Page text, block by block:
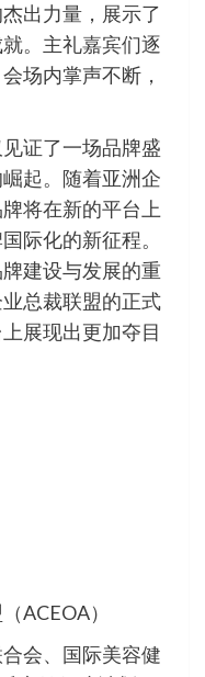
出力量，展示了
。主礼嘉宾们逐
场内掌声不断，
证了一场品牌盛
起。随着亚洲企
将在新的平台上
际化的新征程。
建设与发展的重
总裁联盟的正式
展现出更加夺目
ACEOA）
会、国际美容健